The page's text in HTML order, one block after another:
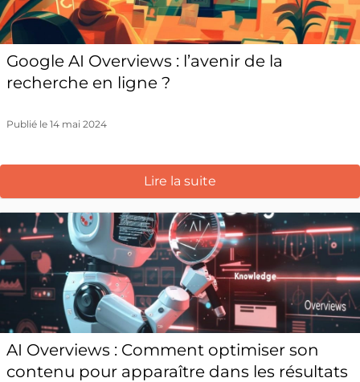
Google AI Overviews : l’avenir de la
recherche en ligne ?
Publié le 14 mai 2024
Lire la suite
AI Overviews : Comment optimiser son
contenu pour apparaître dans les résultats